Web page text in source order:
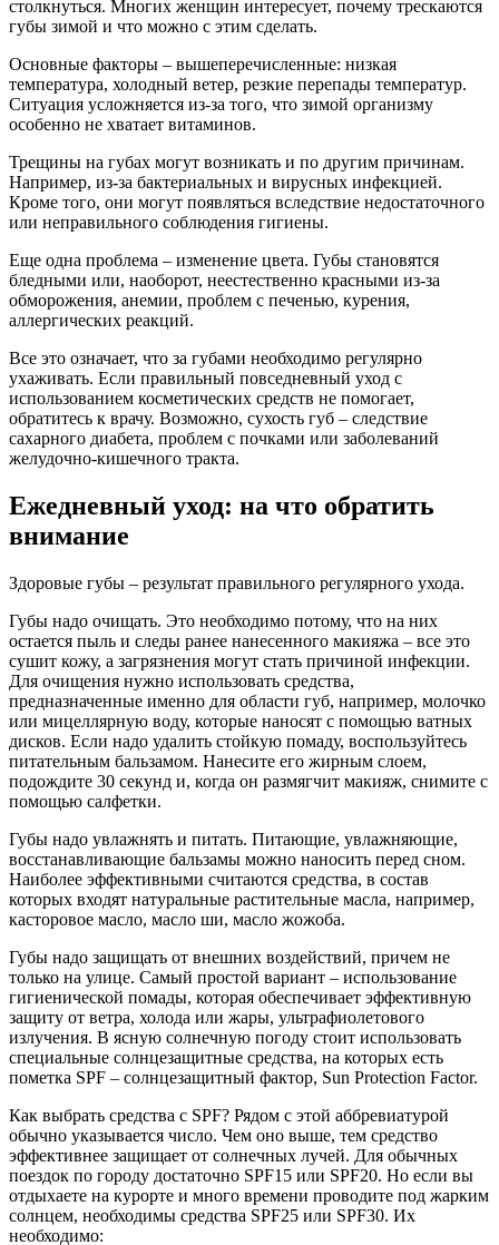
столкнуться. Многих женщин интересует, почему трескаются
губы зимой и что можно с этим сделать.
Основные факторы – вышеперечисленные: низкая
температура, холодный ветер, резкие перепады температур.
Ситуация усложняется из-за того, что зимой организму
особенно не хватает витаминов.
Трещины на губах могут возникать и по другим причинам.
Например, из-за бактериальных и вирусных инфекцией.
Кроме того, они могут появляться вследствие недостаточного
или неправильного соблюдения гигиены.
Еще одна проблема – изменение цвета. Губы становятся
бледными или, наоборот, неестественно красными из-за
обморожения, анемии, проблем с печенью, курения,
аллергических реакций.
Все это означает, что за губами необходимо регулярно
ухаживать. Если правильный повседневный уход с
использованием косметических средств не помогает,
обратитесь к врачу. Возможно, сухость губ – следствие
сахарного диабета, проблем с почками или заболеваний
желудочно-кишечного тракта.
Ежедневный уход: на что обратить
внимание
Здоровые губы – результат правильного регулярного ухода.
Губы надо очищать. Это необходимо потому, что на них
остается пыль и следы ранее нанесенного макияжа – все это
сушит кожу, а загрязнения могут стать причиной инфекции.
Для очищения нужно использовать средства,
предназначенные именно для области губ, например, молочко
или мицеллярную воду, которые наносят с помощью ватных
дисков. Если надо удалить стойкую помаду, воспользуйтесь
питательным бальзамом. Нанесите его жирным слоем,
подождите 30 секунд и, когда он размягчит макияж, снимите с
помощью салфетки.
Губы надо увлажнять и питать. Питающие, увлажняющие,
восстанавливающие бальзамы можно наносить перед сном.
Наиболее эффективными считаются средства, в состав
которых входят натуральные растительные масла, например,
касторовое масло, масло ши, масло жожоба.
Губы надо защищать от внешних воздействий, причем не
только на улице. Самый простой вариант – использование
гигиенической помады, которая обеспечивает эффективную
защиту от ветра, холода или жары, ультрафиолетового
излучения. В ясную солнечную погоду стоит использовать
специальные солнцезащитные средства, на которых есть
пометка SPF – солнцезащитный фактор, Sun Protection Factor.
Как выбрать средства с SPF? Рядом с этой аббревиатурой
обычно указывается число. Чем оно выше, тем средство
эффективнее защищает от солнечных лучей. Для обычных
поездок по городу достаточно SPF15 или SPF20. Но если вы
отдыхаете на курорте и много времени проводите под жарким
солнцем, необходимы средства SPF25 или SPF30. Их
необходимо: